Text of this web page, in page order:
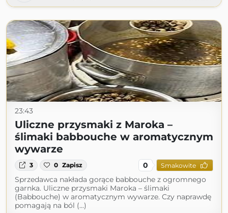
23:43
Uliczne przysmaki z Maroka –
ślimaki babbouche w aromatycznym
wywarze
3 0 Zapisz 0 Smakowite
Sprzedawca nakłada gorące babbouche z ogromnego
garnka. Uliczne przysmaki Maroka – ślimaki
(Babbouche) w aromatycznym wywarze. Czy naprawdę
pomagają na ból (...)